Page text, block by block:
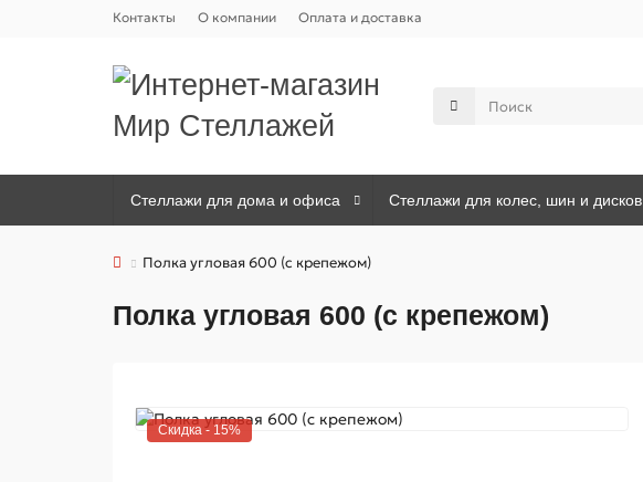
Контакты О компании Оплата и доставка
Стеллажи для дома и офиса Стеллажи для колес, шин и дисков
Полка угловая 600 (с крепежом)
Полка угловая 600 (с крепежом)
Скидка - 15%